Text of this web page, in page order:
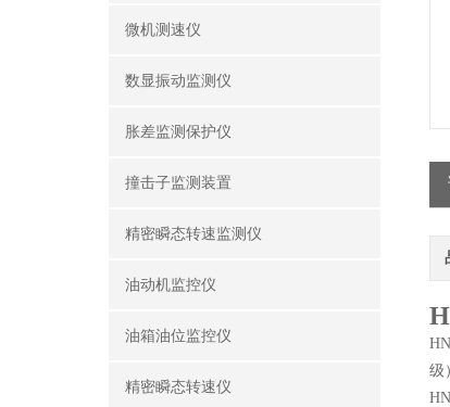
微机测速仪
数显振动监测仪
胀差监测保护仪
撞击子监测装置
精密瞬态转速监测仪
油动机监控仪
油箱油位监控仪
精密瞬态转速仪
级